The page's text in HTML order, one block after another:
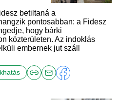
betiltaná a
pontosabban: a Fidesz
hogy bárki
közterületen. Az indoklás
embernek jut száll